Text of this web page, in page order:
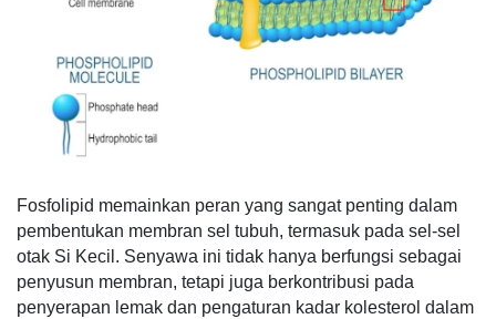
Fosfolipid memainkan peran yang sangat penting dalam
pembentukan membran sel tubuh, termasuk pada sel-sel
otak Si Kecil. Senyawa ini tidak hanya berfungsi sebagai
penyusun membran, tetapi juga berkontribusi pada
penyerapan lemak dan pengaturan kadar kolesterol dalam